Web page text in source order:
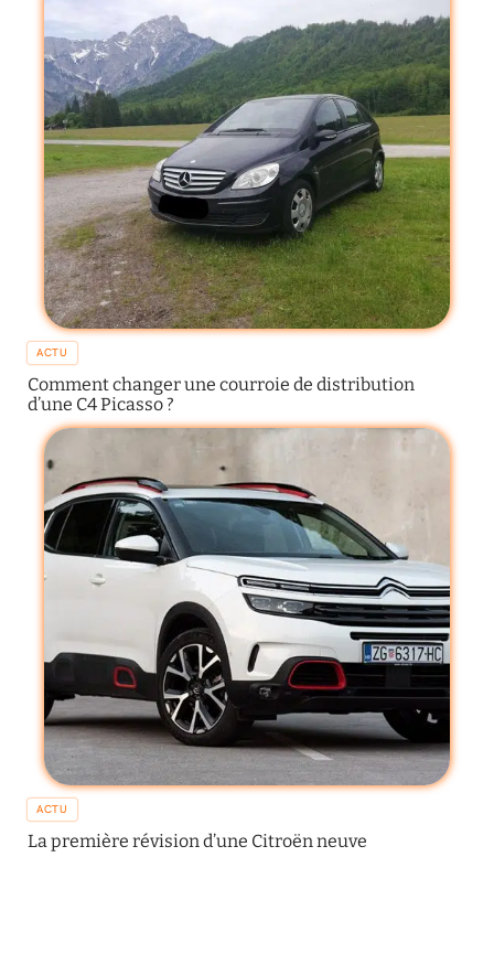
ACTU
Comment changer une courroie de distribution
d’une C4 Picasso ?
ACTU
La première révision d’une Citroën neuve